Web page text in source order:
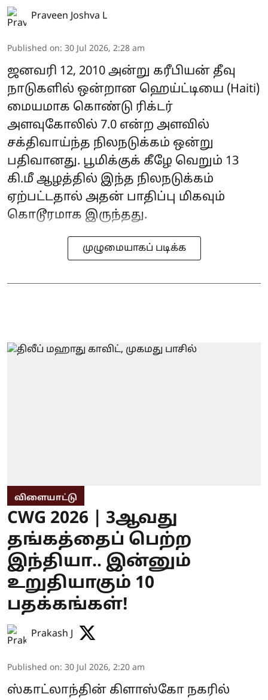
Praveen Joshva L
Published on: 30 Jul 2026, 2:28 am
ஜனவரி 12, 2010 அன்று கரீபியன் தீவு
நாடுகளில் ஒன்றான ஹெய்ட்டியை (Haiti)
மையமாக கொண்டு ரிக்டர்
அளவுகோலில் 7.0 என்ற அளவில்
சக்திவாய்ந்த நிலநடுக்கம் ஒன்று
பதிவானது. பூமிக்குக் கீழே வெறும் 13
கி.மீ ஆழத்தில் இந்த நிலநடுக்கம்
ஏற்பட்டதால் அதன் பாதிப்பு மிகவும்
கொடூரமாக இருந்தது.
முழுமையாகப் படிக்க
விளையாட்டு
CWG 2026 | 3ஆவது
தங்கத்தைப் பெற்ற
இந்தியா.. இன்னும்
உறுதியாகும் 10
பதக்கங்கள்!
Prakash J
Published on: 30 Jul 2026, 2:20 am
ஸ்காட்லாந்தின் கிளாஸ்கோ நகரில்